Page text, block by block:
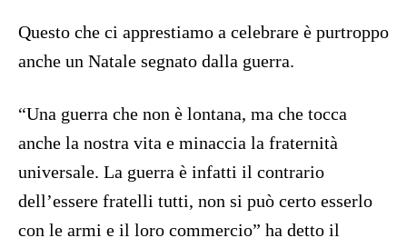
Questo che ci apprestiamo a celebrare è purtroppo
anche un Natale segnato dalla guerra.
“Una guerra che non è lontana, ma che tocca
anche la nostra vita e minaccia la fraternità
universale. La guerra è infatti il contrario
dell’essere fratelli tutti, non si può certo esserlo
con le armi e il loro commercio” ha detto il